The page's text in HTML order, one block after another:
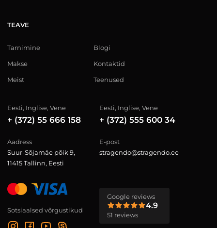
TEAVE
Tarnimine
Makse
Meist
Blogi
Kontaktid
Teenused
Eesti, Inglise, Vene
+ (372) 55 666 158
Eesti, Inglise, Vene
+ (372) 555 600 34
Aadress
Suur-Sõjamäe põik 9,
11415 Tallinn, Eesti
E-post
stragendo@stragendo.ee
Sotsiaalsed võrgustikud
Google reviews
4.9
51 reviews